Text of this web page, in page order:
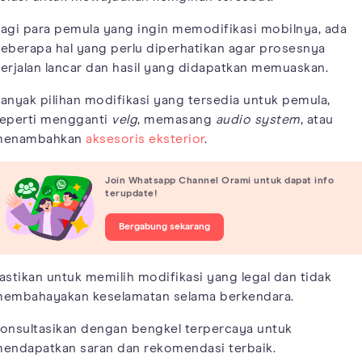
para pemula yang ingin memodifikasi mobilnya, ada
hal yang perlu diperhatikan agar prosesnya
lancar dan hasil yang didapatkan memuaskan.
pilihan modifikasi yang tersedia untuk pemula,
mengganti velg, memasang audio system, atau
aksesoris eksterior.
Join Whatsapp Channel Orami untuk dapat info
terupdate!
Bergabung sekarang
untuk memilih modifikasi yang legal dan tidak
keselamatan selama berkendara.
dengan bengkel terpercaya untuk
saran dan rekomendasi terbaik.